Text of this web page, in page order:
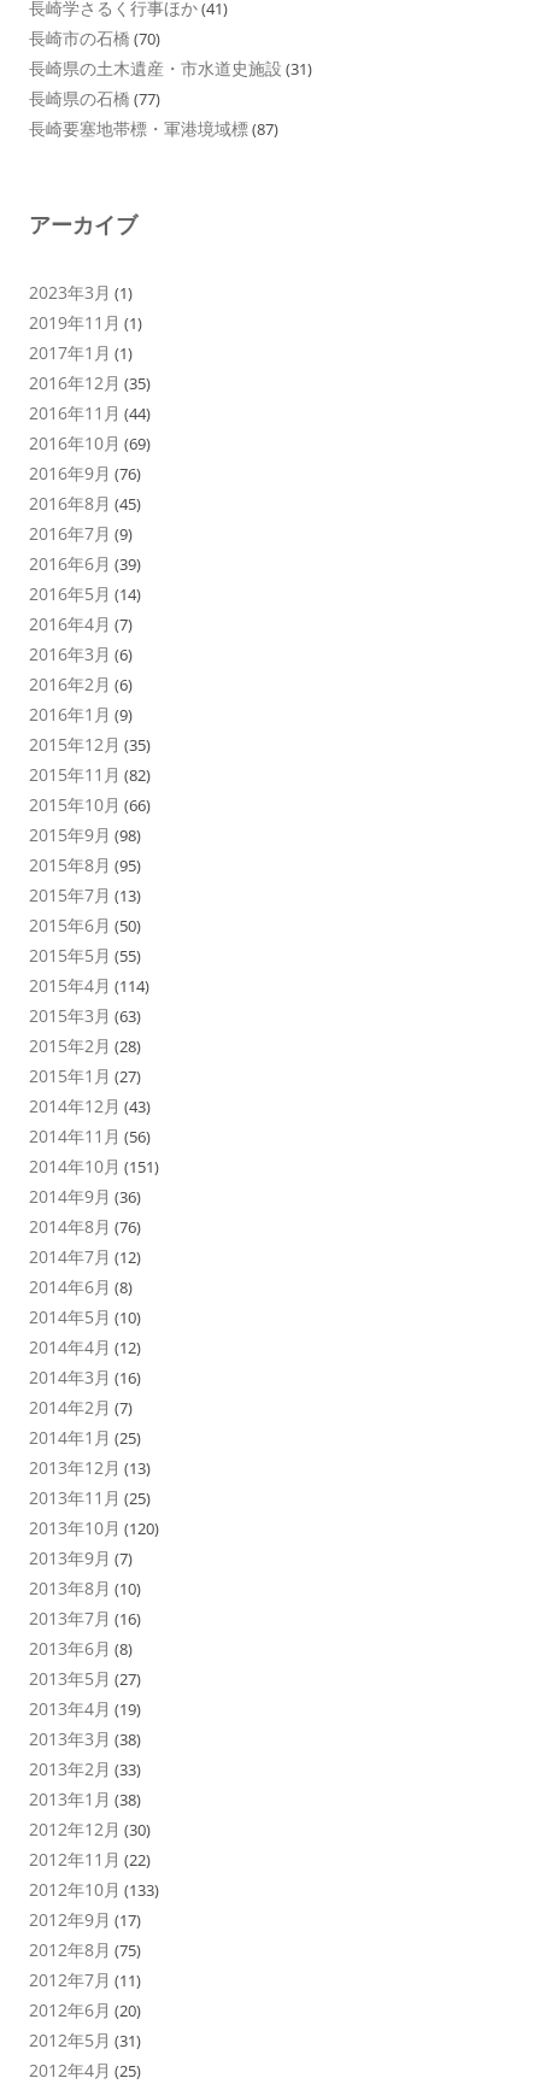
長崎学さるく行事ほか(41)
長崎市の石橋 (70)
長崎県の土木遺産・市水道史施設 (31)
長崎県の石橋 (77)
長崎要塞地帯標・軍港境域標(87)
アーカイブ
2023年3月 (1)
2019年11月 (1)
2017年1月 (1)
2016年12月 (35)
2016年11月 (44)
2016年10月 (69)
2016年9月 (76)
2016年8月 (45)
2016年7月 (9)
2016年6月 (39)
2016年5月 (14)
2016年4月 (7)
2016年3月 (6)
2016年2月 (6)
2016年1月 (9)
2015年12月 (35)
2015年11月 (82)
2015年10月 (66)
2015年9月 (98)
2015年8月 (95)
2015年7月 (13)
2015年6月 (50)
2015年5月 (55)
2015年4月 (114)
2015年3月 (63)
2015年2月 (28)
2015年1月 (27)
2014年12月 (43)
2014年11月 (56)
2014年10月 (151)
2014年9月 (36)
2014年8月 (76)
2014年7月 (12)
2014年6月 (8)
2014年5月 (10)
2014年4月 (12)
2014年3月 (16)
2014年2月 (7)
2014年1月 (25)
2013年12月 (13)
2013年11月 (25)
2013年10月 (120)
2013年9月 (7)
2013年8月 (10)
2013年7月 (16)
2013年6月 (8)
2013年5月 (27)
2013年4月 (19)
2013年3月 (38)
2013年2月 (33)
2013年1月 (38)
2012年12月 (30)
2012年11月 (22)
2012年10月 (133)
2012年9月 (17)
2012年8月 (75)
2012年7月 (11)
2012年6月 (20)
2012年5月 (31)
2012年4月 (25)